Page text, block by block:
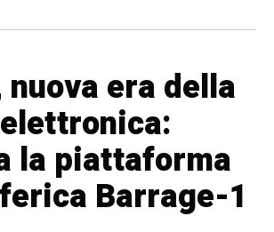
nuova era della
la piattaforma
Barrage-1